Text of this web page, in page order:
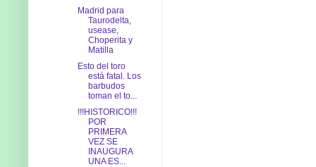
Madrid para
Taurodelta,
usease,
Choperita y
Matilla
Esto del toro
está fatal. Los
barbudos
toman el to...
!!!HISTORICO!!!
POR
PRIMERA
VEZ SE
INAUGURA
UNA ES...